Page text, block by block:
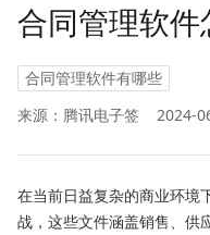
合同管理软件
合同管理软件有哪些
来源：腾讯电子签
2024-
在当前日益复杂的商业环境
战，这些文件涵盖销售、供